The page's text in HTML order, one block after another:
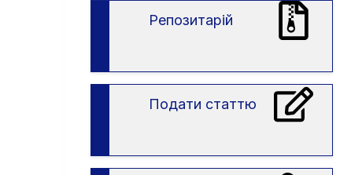
ЗВО
Репозитарій
Подати статтю